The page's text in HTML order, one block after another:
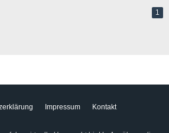
1
Impressum Kontakt